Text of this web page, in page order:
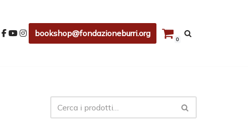
bookshop@fondazioneburri.org
0